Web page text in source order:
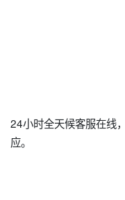
24小时全天候客服在线
应。